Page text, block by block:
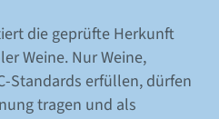
die geprüfte Herkunft
Weine. Nur Weine,
Standards erfüllen, dürfen
tragen und als